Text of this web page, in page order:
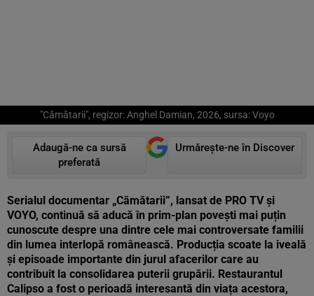
"Cămătarii", regizor: Anghel Damian, 2026, sursa: Voyo
Adaugă-ne ca sursă
preferată
Urmărește-ne în Discover
Serialul documentar „Cămătarii”, lansat de PRO TV și
VOYO, continuă să aducă în prim-plan povești mai puțin
cunoscute despre una dintre cele mai controversate familii
din lumea interlopă românească. Producția scoate la iveală
și episoade importante din jurul afacerilor care au
contribuit la consolidarea puterii grupării. Restaurantul
Calipso a fost o perioadă interesantă din viața acestora,